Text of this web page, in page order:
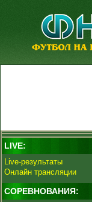
LIVE:
Live-результаты
Онлайн трансляции
СОРЕВНОВАНИЯ: